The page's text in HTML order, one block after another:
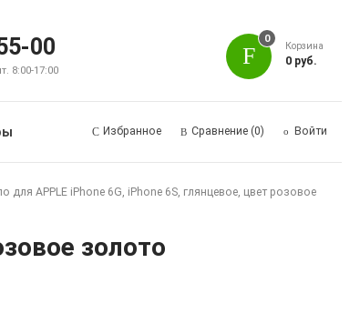
00
8:00-17:00
0
Корзина
0 руб.
Избранное Сравнение (0) Войти
для APPLE iPhone 6G, iPhone 6S, глянцевое, цвет розовое
золото